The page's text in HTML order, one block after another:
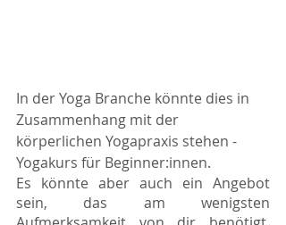
In der Yoga Branche könnte dies in
Zusammenhang mit der
körperlichen Yogapraxis stehen -
Yogakurs für Beginner:innen.
Es könnte aber auch ein Angebot
sein, das am wenigsten